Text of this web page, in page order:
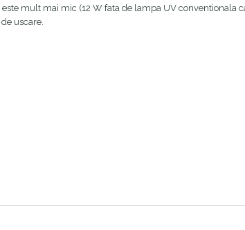
mult mai mic (12 W fata de lampa UV conventionala
uscare.